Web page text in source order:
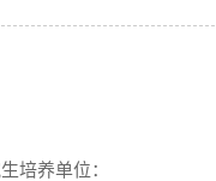
培养单位：